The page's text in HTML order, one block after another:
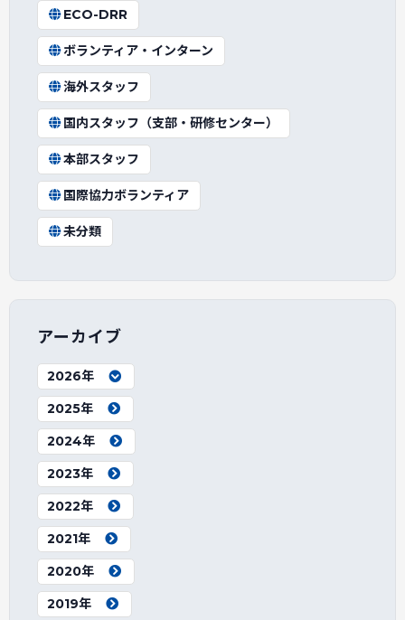
ECO-DRR
ボランティア・インターン
海外スタッフ
国内スタッフ（支部・研修センター）
本部スタッフ
国際協力ボランティア
未分類
アーカイブ
2026年
2025年
2024年
2023年
2022年
2021年
2020年
2019年